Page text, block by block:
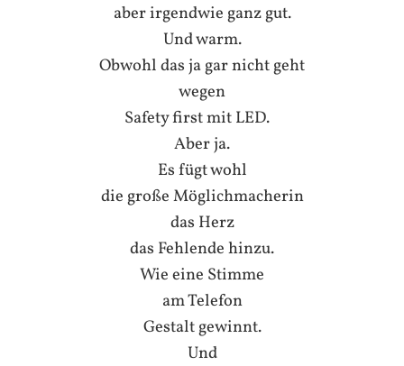
aber irgendwie ganz gut.
Und warm.
Obwohl das ja gar nicht geht
wegen
Safety first mit LED.
Aber ja.
Es fügt wohl
die große Möglichmacherin
das Herz
das Fehlende hinzu.
Wie eine Stimme
am Telefon
Gestalt gewinnt.
Und